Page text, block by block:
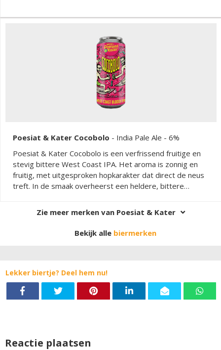
Poesiat & Kater Cocobolo - India Pale Ale - 6%
Poesiat & Kater Cocobolo is een verfrissend fruitige en
stevig bittere West Coast IPA. Het aroma is zonnig en
fruitig, met uitgesproken hopkarakter dat direct de neus
treft. In de smaak overheerst een heldere, bittere
Het mondgevoel is fris en droog, passend bij de stijl. De
afdronk is schoon en aangenaam bitter, met een langere
hopbitterheid die uitnodigt tot een volgende slok.
Zie meer merken van Poesiat & Kater
Bekijk alle biermerken
Lekker biertje? Deel hem nu!
Reactie plaatsen